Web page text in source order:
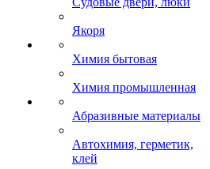
Якоря
Химия бытовая
Химия промышленная
Абразивные материалы
Автохимия, герметик,
клей